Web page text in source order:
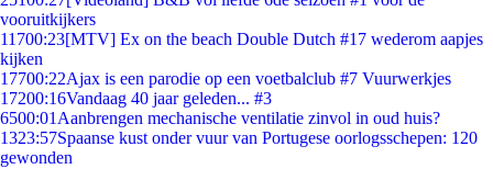
vooruitkijkers
11700:23[MTV] Ex on the beach Double Dutch #17 wederom aapjes
kijken
17700:22Ajax is een parodie op een voetbalclub #7 Vuurwerkjes
17200:16Vandaag 40 jaar geleden... #3
6500:01 Aanbrengen mechanische ventilatie zinvol in oud huis?
1323:57Spaanse kust onder vuur van Portugese oorlogsschepen: 120
gewonden